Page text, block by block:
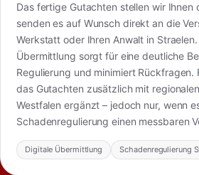
Das fertige Gutachten stellen wir Ihnen
senden es auf Wunsch direkt an die
Werkstatt oder Ihren Anwalt in
Übermittlung sorgt für eine deutliche
Regulierung und minimiert Rückfragen.
das Gutachten zusätzlich mit
Westfalen ergänzt – jedoch nur, wenn
Schadenregulierung einen messbaren
Digitale Übermittlung Schadenregulierung